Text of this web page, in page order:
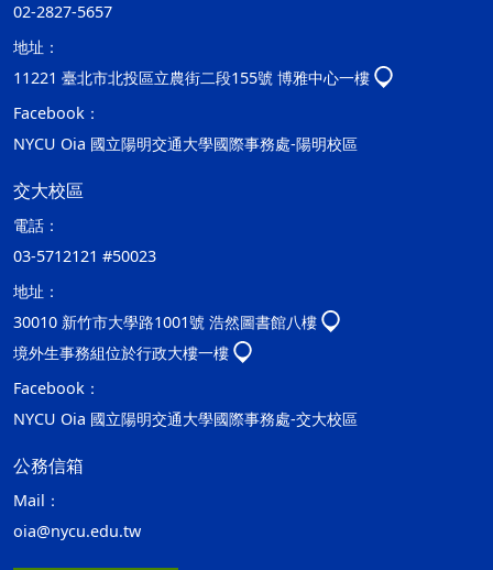
02-2827-5657
地址：
11221 臺北市北投區立農街二段155號 博雅中心一樓
Facebook：
NYCU Oia 國立陽明交通大學國際事務處-陽明校區
交大校區
電話：
03-5712121 #50023
地址：
30010 新竹市大學路1001號 浩然圖書館八樓
境外生事務組位於行政大樓一樓
Facebook：
NYCU Oia 國立陽明交通大學國際事務處-交大校區
公務信箱
Mail：
oia@nycu.edu.tw